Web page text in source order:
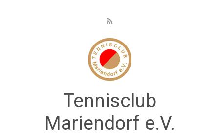
Tennisclub
Mariendorf e.V.